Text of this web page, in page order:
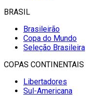
BRASIL
Brasileirão
Copa do Mundo
Seleção Brasileira
COPAS CONTINENTAIS
Libertadores
Sul-Americana